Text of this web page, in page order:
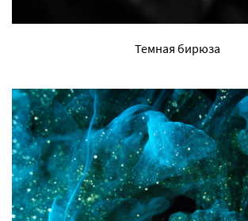
Темная бирюза